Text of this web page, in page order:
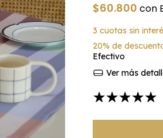
$60.800 con
3 cuotas sin
20% de
Efectivo
Ver más